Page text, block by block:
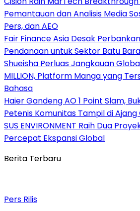
Pemantauan dan Analisis Media
Pers, dan AEO
Fair Finance Asia Desak
Pendanaan untuk Sektor Batu Bara
Shueisha Perluas Jangkauan
MILLION, Platform Manga yang
Bahasa
Haier Gandeng AO 1 Point Slam,
Petenis Komunitas Tampil di
SUS ENVIRONMENT Raih Dua
Percepat Ekspansi Global
Berita Terbaru
Pers Rilis